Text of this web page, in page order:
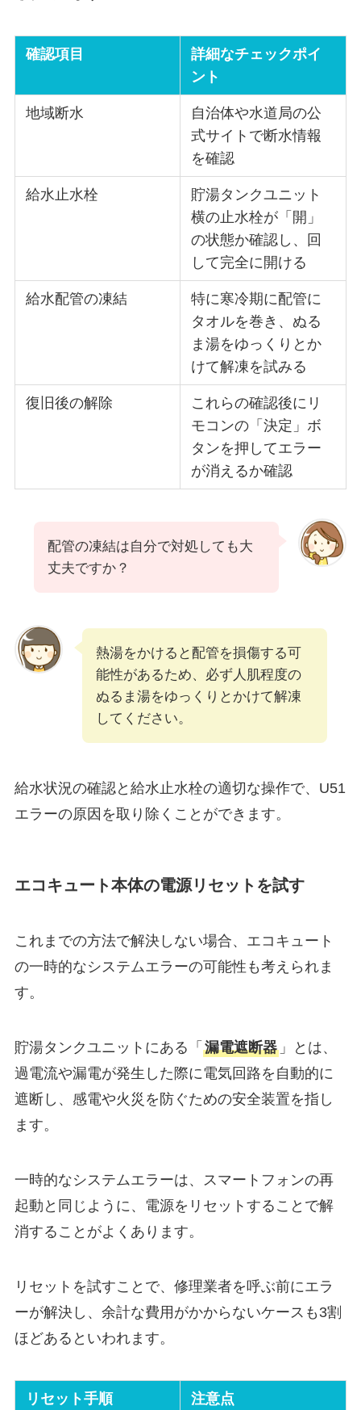
確認項目
詳細なチェックポイ
ント
地域断水
自治体や水道局の公
式サイトで断水情報
を確認
給水止水栓
貯湯タンクユニット
横の止水栓が「開」
の状態か確認し、回
して完全に開ける
給水配管の凍結
特に寒冷期に配管に
タオルを巻き、ぬる
ま湯をゆっくりとか
けて解凍を試みる
復旧後の解除
これらの確認後にリ
モコンの「決定」ボ
タンを押してエラー
が消えるか確認
配管の凍結は自分で対処しても大
丈夫ですか？
熱湯をかけると配管を損傷する可
能性があるため、必ず人肌程度の
ぬるま湯をゆっくりとかけて解凍
してください。
給水状況の確認と給水止水栓の適切な操作で、U51
エラーの原因を取り除くことができます。
エコキュート本体の電源リセットを試す
これまでの方法で解決しない場合、エコキュート
の一時的なシステムエラーの可能性も考えられま
す。
貯湯タンクユニットにある「 漏電遮断器」とは、
過電流や漏電が発生した際に電気回路を自動的に
遮断し、感電や火災を防ぐための安全装置を指し
ます。
一時的なシステムエラーは、スマートフォンの再
起動と同じように、電源をリセットすることで解
消することがよくあります。
リセットを試すことで、修理業者を呼ぶ前にエラ
ーが解決し、余計な費用がかからないケースも3割
ほどあるといわれます。
リセット手順 注意点